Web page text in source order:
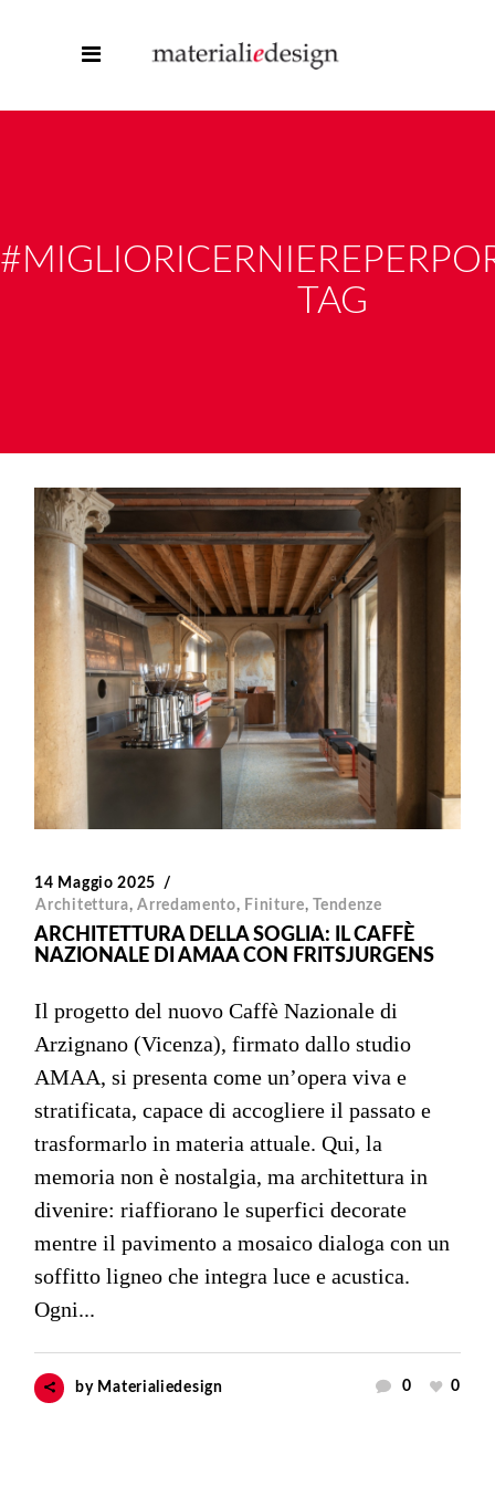
TAG
14 Maggio 2025
Architettura,Arredamento, Finiture,Tendenze
ARCHITETTURA DELLA SOGLIA: IL CAFFÈ
NAZIONALE DI AMAA CON FRITSJURGENS
Il progetto del nuovo Caffè Nazionale di
Arzignano (Vicenza), firmato dallo studio
AMAA, si presenta come un’opera viva e
stratificata, capace di accogliere il passato e
trasformarlo in materia attuale. Qui, la
memoria non è nostalgia, ma architettura in
divenire: riaffiorano le superfici decorate
mentre il pavimento a mosaico dialoga con un
soffitto ligneo che integra luce e acustica.
Ogni...
by Materialiedesign 0 0